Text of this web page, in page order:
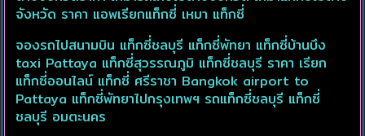
WeChat ID :
taxiservicepongsak
Link www.เว็บไซต์
https://www.pongsaktax
iservicecenter.com
จังหวัด ราคา แอพเรียกแท็กซี่ เหมา แท็กซี่
จองรถไปสนามบิน แท็กซี่ชลบุรี แท็กซี่พัทยา แท็กซี่บ้านบึง
taxi Pattaya แท็กซี่สุวรรณภูมิ แท็กซี่ชลบุรี ราคา เรียก
แท็กซี่ออนไลน์ แท็กซี่ ศรีราชา Bangkok airport to
Pattaya แท็กซี่พัทยาไปกรุงเทพฯ รถแท็กซี่ชลบุรี แท็กซี่
ชลบุรี อมตะนคร